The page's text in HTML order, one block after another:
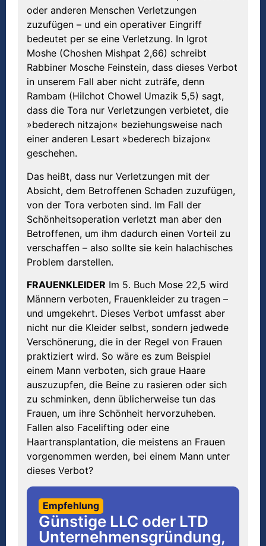
oder anderen Menschen Verletzungen
zuzufügen – und ein operativer Eingriff
bedeutet per se eine Verletzung. In Igrot
Moshe (Choshen Mishpat 2,66) schreibt
Rabbiner Mosche Feinstein, dass dieses Verbot
in unserem Fall aber nicht zuträfe, denn
Rambam (Hilchot Chowel Umazik 5,5) sagt,
dass die Tora nur Verletzungen verbietet, die
»bederech nitzajon« beziehungsweise nach
einer anderen Lesart »bederech bizajon«
geschehen.
Das heißt, dass nur Verletzungen mit der
Absicht, dem Betroffenen Schaden zuzufügen,
von der Tora verboten sind. Im Fall der
Schönheitsoperation verletzt man aber den
Betroffenen, um ihm dadurch einen Vorteil zu
verschaffen – also sollte sie kein halachisches
Problem darstellen.
FRAUENKLEIDER Im 5. Buch Mose 22,5 wird
Männern verboten, Frauenkleider zu tragen –
und umgekehrt. Dieses Verbot umfasst aber
nicht nur die Kleider selbst, sondern jedwede
Verschönerung, die in der Regel von Frauen
praktiziert wird. So wäre es zum Beispiel
einem Mann verboten, sich graue Haare
auszuzupfen, die Beine zu rasieren oder sich
zu schminken, denn üblicherweise tun das
Frauen, um ihre Schönheit hervorzuheben.
Fallen also Facelifting oder eine
Haartransplantation, die meistens an Frauen
vorgenommen werden, bei einem Mann unter
dieses Verbot?
Empfehlung
Günstige LLC oder LTD
Unternehmensgründung,